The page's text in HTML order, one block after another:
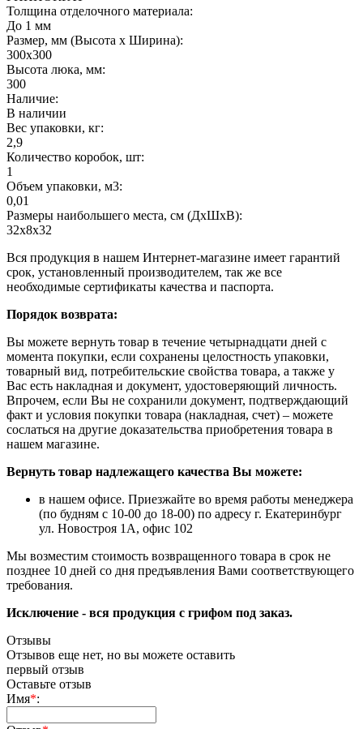
Толщина отделочного материала:
До 1 мм
Размер, мм (Высота х Ширина):
300х300
Высота люка, мм:
300
Наличие:
В наличии
Вес упаковки, кг:
2,9
Количество коробок, шт:
1
Объем упаковки, м3:
0,01
Размеры наибольшего места, см (ДхШхВ):
32х8х32
Вся продукция в нашем Интернет-магазине имеет гарантий
срок, установленный производителем, так же все
необходимые сертификаты качества и паспорта.
Порядок возврата:
Вы можете вернуть товар в течение четырнадцати дней с
момента покупки, если сохранены целостность упаковки,
товарный вид, потребительские свойства товара, а также у
Вас есть накладная и документ, удостоверяющий личность.
Впрочем, если Вы не сохранили документ, подтверждающий
факт и условия покупки товара (накладная, счет) – можете
сослаться на другие доказательства приобретения товара в
нашем магазине.
Вернуть товар надлежащего качества Вы можете:
в нашем офисе. Приезжайте во время работы менеджера
(по будням с 10-00 до 18-00) по адресу г. Екатеринбург
ул. Новостроя 1А, офис 102
Мы возместим стоимость возвращенного товара в срок не
позднее 10 дней со дня предъявления Вами соответствующего
требования.
Исключение - вся продукция с грифом под заказ.
Отзывы
Отзывов еще нет, но вы можете оставить
первый отзыв
Оставьте отзыв
Имя*: